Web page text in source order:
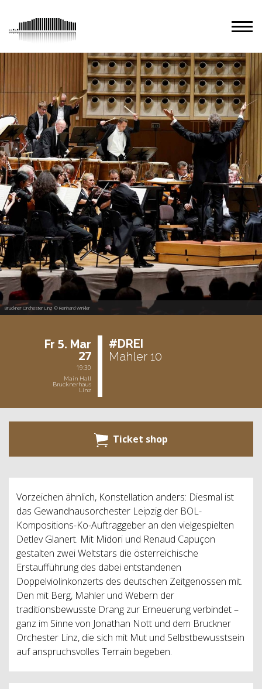
Bruckner Orchester Linz © Reinhard Winkler
Fr 5. Mar
27
19:30
Main Hall
Brucknerhaus
Linz
#DREI
Mahler 10
Ticket shop
Vorzeichen ähnlich, Konstellation anders: Diesmal ist
das Gewandhausorchester Leipzig der BOL-
Kompositions-Ko-Auftraggeber an den vielgespielten
Detlev Glanert. Mit Midori und Renaud Capuçon
gestalten zwei Weltstars die österreichische
Erstaufführung des dabei entstandenen
Doppelviolinkonzerts des deutschen Zeitgenossen mit.
Den mit Berg, Mahler und Webern der
traditionsbewusste Drang zur Erneuerung verbindet –
ganz im Sinne von Jonathan Nott und dem Bruckner
Orchester Linz, die sich mit Mut und Selbstbewusstsein
auf anspruchsvolles Terrain begeben.